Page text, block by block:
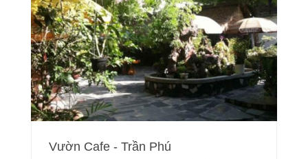
Vườn Cafe - Trần Phú